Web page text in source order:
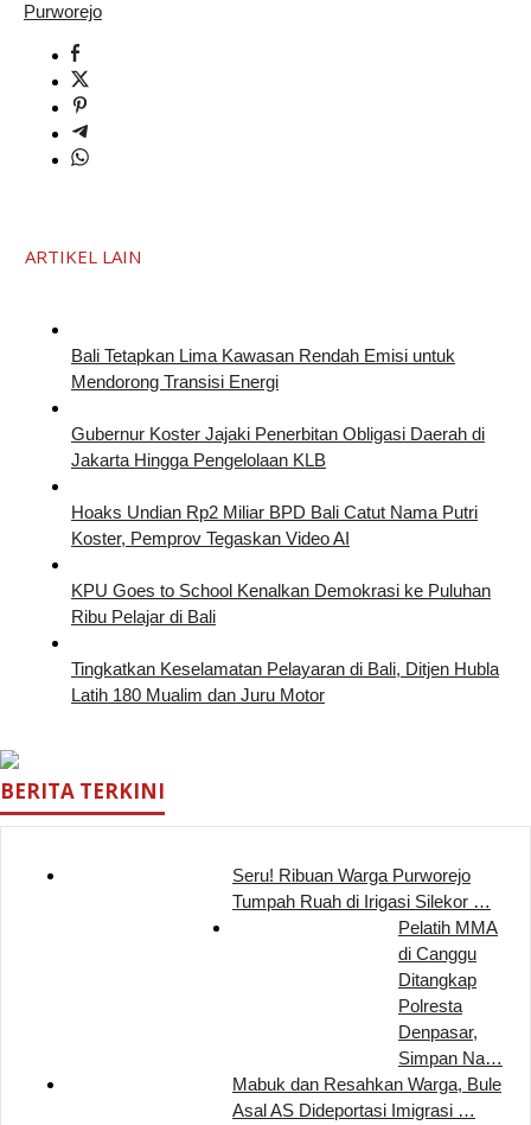
Purworejo
ARTIKEL LAIN
Bali Tetapkan Lima Kawasan Rendah Emisi untuk
Mendorong Transisi Energi
Gubernur Koster Jajaki Penerbitan Obligasi Daerah di
Jakarta Hingga Pengelolaan KLB
Hoaks Undian Rp2 Miliar BPD Bali Catut Nama Putri
Koster, Pemprov Tegaskan Video AI
KPU Goes to School Kenalkan Demokrasi ke Puluhan
Ribu Pelajar di Bali
Tingkatkan Keselamatan Pelayaran di Bali, Ditjen Hubla
Latih 180 Mualim dan Juru Motor
BERITA TERKINI
Seru! Ribuan Warga Purworejo
Tumpah Ruah di Irigasi Silekor …
Pelatih MMA
di Canggu
Ditangkap
Polresta
Denpasar,
Simpan Na…
Mabuk dan Resahkan Warga, Bule
Asal AS Dideportasi Imigrasi …